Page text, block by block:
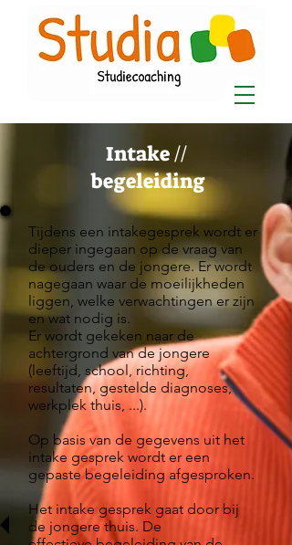
Tijdens een intakegesprek wordt er
dieper ingegaan op de vraag van
de ouders en de jongere. Er wordt
nagegaan waar de moeilijkheden
liggen, welke verwachtingen er zijn
en wat nodig is.
Er wordt gekeken naar de
achtergrond van de jongere
(leeftijd, school, richting,
resultaten, gestelde diagnoses,
werkplek thuis, ...).
Op basis van de gegevens uit het
intake gesprek wordt er een
gepaste begeleiding afgesproken.
Het intake gesprek gaat door bij
de jongere thuis. De
Intake //
begeleiding